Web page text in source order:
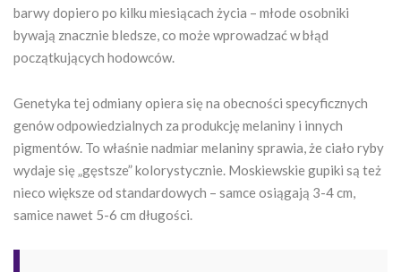
barwy dopiero po kilku miesiącach życia – młode osobniki
bywają znacznie bledsze, co może wprowadzać w błąd
początkujących hodowców.
Genetyka tej odmiany opiera się na obecności specyficznych
genów odpowiedzialnych za produkcję melaniny i innych
pigmentów. To właśnie nadmiar melaniny sprawia, że ciało ryby
wydaje się „gęstsze” kolorystycznie. Moskiewskie gupiki są też
nieco większe od standardowych – samce osiągają 3-4 cm,
samice nawet 5-6 cm długości.